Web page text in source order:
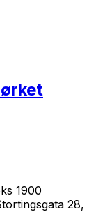
1900
28,